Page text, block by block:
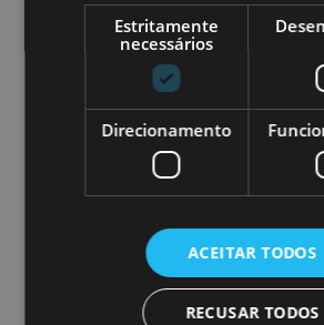
Leave a
Your email address will not
published.
marked*
Estritamente
necessários
Direcionamento
ACEITAR TODOS
RECUSAR TODOS